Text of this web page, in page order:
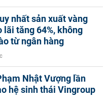
nhất sản xuất vàng
lãi tăng 64%, không
từ ngân hàng
Nhật Vượng lần
hệ sinh thái Vingroup